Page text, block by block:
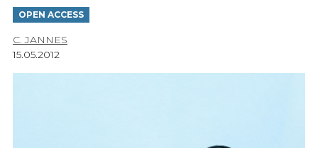
OPEN ACCESS
C. JANNES
15.05.2012